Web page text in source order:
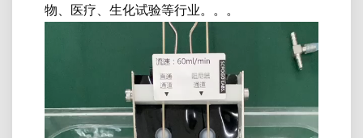
物、医疗、生化试验等行业。。。
器